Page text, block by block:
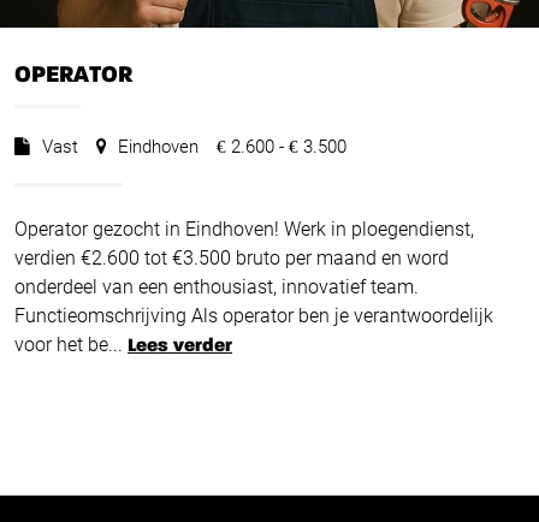
OPERATOR
Vast Eindhoven € 2.600 - € 3.500
Operator gezocht in Eindhoven! Werk in ploegendienst,
verdien €2.600 tot €3.500 bruto per maand en word
onderdeel van een enthousiast, innovatief team.
Functieomschrijving Als operator ben je verantwoordelijk
voor het be... Lees verder